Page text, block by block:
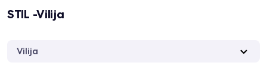
STIL -Vilija
Vilija